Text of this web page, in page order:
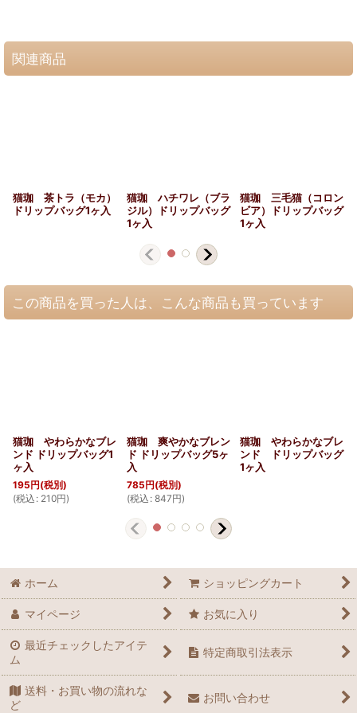
関連商品
猫珈 茶トラ（モカ）
ドリップバッグ1ヶ入
猫珈 ハチワレ（ブラ
ジル）ドリップバッグ
1ヶ入
猫珈 三毛猫（コロン
ビア）ドリップバッグ
1ヶ入
この商品を買った人は、こんな商品も買っています
猫珈 やわらかなブレ
ンド ドリップバッグ1
ヶ入
195円(税別)
(税込 : 210円)
猫珈 爽やかなブレン
ド ドリップバッグ5ヶ
入
785円(税別)
(税込 : 847円)
猫珈 やわらかなブレ
ンド ドリップバッグ
1ヶ入
ホーム ショッピングカート
マイページ お気に入り
最近チェックしたアイテ
ム
特定商取引法表示
送料・お買い物の流れな
ど
お問い合わせ